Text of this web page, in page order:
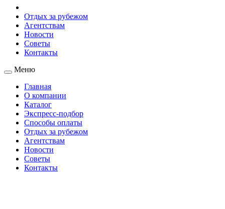
Отдых за рубежом
Агентствам
Новости
Советы
Контакты
Меню
Главная
О компании
Каталог
Экспресс-подбор
Способы оплаты
Отдых за рубежом
Агентствам
Новости
Советы
Контакты